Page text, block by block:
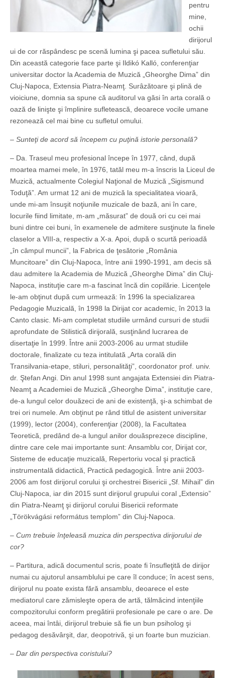
pentru
mine,
ochii
dirijorul
ui de cor răspândesc pe scenă lumina şi pacea sufletului său.
Din această categorie face parte şi Ildikó Kalló, conferenţiar
universitar doctor la Academia de Muzică „Gheorghe Dima” din
Cluj-Napoca, Extensia Piatra-Neamţ. Surâzătoare şi plină de
vioiciune, domnia sa spune că auditorul va găsi în arta corală o
oază de linişte şi împlinire sufletească, deoarece vocile umane
rezonează cel mai bine cu sufletul omului.
– Sunteţi de acord să începem cu puţină istorie personală?
– Da. Traseul meu profesional începe în 1977, când, după
moartea mamei mele, în 1976, tatăl meu m-a înscris la Liceul de
Muzică, actualmente Colegiul Naţional de Muzică „Sigismund
Toduţă”. Am urmat 12 ani de muzică la specialitatea vioară,
unde mi-am însuşit noţiunile muzicale de bază, ani în care,
locurile fiind limitate, m-am „măsurat” de două ori cu cei mai
buni dintre cei buni, în examenele de admitere susţinute la finele
claselor a VIII-a, respectiv a X-a. Apoi, după o scurtă perioadă
„în câmpul muncii”, la Fabrica de ţesătorie „România
Muncitoare” din Cluj-Napoca, între anii 1990-1991, am decis să
dau admitere la Academia de Muzică „Gheorghe Dima” din Cluj-
Napoca, instituţie care m-a fascinat încă din copilărie. Licenţele
le-am obţinut după cum urmează: în 1996 la specializarea
Pedagogie Muzicală, în 1998 la Dirijat cor academic, în 2013 la
Canto clasic. Mi-am completat studiile urmând cursuri de studii
aprofundate de Stilistică dirijorală, susţinând lucrarea de
disertaţie în 1999. Între anii 2003-2006 au urmat studiile
doctorale, finalizate cu teza intitulată „Arta corală din
Transilvania-etape, stiluri, personalităţi”, coordonator prof. univ.
dr. Ştefan Angi. Din anul 1998 sunt angajata Extensiei din Piatra-
Neamţ a Academiei de Muzică „Gheorghe Dima”, instituţie care,
de-a lungul celor douăzeci de ani de existenţă, şi-a schimbat de
trei ori numele. Am obţinut pe rând titlul de asistent universitar
(1999), lector (2004), conferenţiar (2008), la Facultatea
Teoretică, predând de-a lungul anilor douăsprezece discipline,
dintre care cele mai importante sunt: Ansamblu cor, Dirijat cor,
Sisteme de educaţie muzicală, Repertoriu vocal şi practică
instrumentală didactică, Practică pedagogică. Între anii 2003-
2006 am fost dirijorul corului şi orchestrei Bisericii „Sf. Mihail” din
Cluj-Napoca, iar din 2015 sunt dirijorul grupului coral „Extensio”
din Piatra-Neamţ şi dirijorul corului Bisericii reformate
„Törökvágási református templom” din Cluj-Napoca.
– Cum trebuie înţeleasă muzica din perspectiva dirijorului de
cor?
– Partitura, adică documentul scris, poate fi însufleţită de dirijor
numai cu ajutorul ansamblului pe care îl conduce; în acest sens,
dirijorul nu poate exista fără ansamblu, deoarece el este
mediatorul care zămisleşte opera de artă, tălmăcind intenţiile
compozitorului conform pregătirii profesionale pe care o are. De
aceea, mai întâi, dirijorul trebuie să fie un bun psiholog şi
pedagog desăvârşit, dar, deopotrivă, şi un foarte bun muzician.
– Dar din perspectiva coristului?